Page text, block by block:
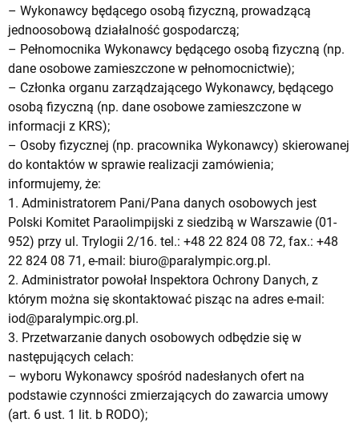
– Wykonawcy będącego osobą fizyczną, prowadzącą
jednoosobową działalność gospodarczą;
– Pełnomocnika Wykonawcy będącego osobą fizyczną (np.
dane osobowe zamieszczone w pełnomocnictwie);
– Członka organu zarządzającego Wykonawcy, będącego
osobą fizyczną (np. dane osobowe zamieszczone w
informacji z KRS);
– Osoby fizycznej (np. pracownika Wykonawcy) skierowanej
do kontaktów w sprawie realizacji zamówienia;
informujemy, że:
1. Administratorem Pani/Pana danych osobowych jest
Polski Komitet Paraolimpijski z siedzibą w Warszawie (01-
952) przy ul. Trylogii 2/16. tel.: +48 22 824 08 72, fax.: +48
22 824 08 71, e-mail: biuro@paralympic.org.pl.
2. Administrator powołał Inspektora Ochrony Danych, z
którym można się skontaktować pisząc na adres e-mail:
iod@paralympic.org.pl.
3. Przetwarzanie danych osobowych odbędzie się w
następujących celach:
– wyboru Wykonawcy spośród nadesłanych ofert na
podstawie czynności zmierzających do zawarcia umowy
(art. 6 ust. 1 lit. b RODO);